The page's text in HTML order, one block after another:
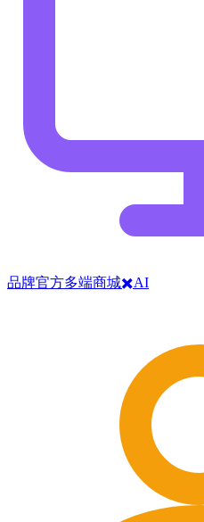
品牌官方多端商城✖️AI